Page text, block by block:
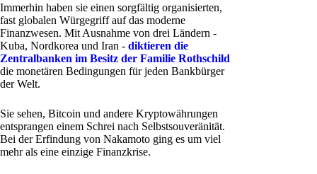
Immerhin haben sie einen sorgfältig organisierten,
fast globalen Würgegriff auf das moderne
Finanzwesen. Mit Ausnahme von drei Ländern -
Kuba, Nordkorea und Iran - diktieren die
Zentralbanken im Besitz der Familie Rothschild
die monetären Bedingungen für jeden Bankbürger
der Welt.
Sie sehen, Bitcoin und andere Kryptowährungen
entsprangen einem Schrei nach Selbstsouveränität.
Bei der Erfindung von Nakamoto ging es um viel
mehr als eine einzige Finanzkrise.